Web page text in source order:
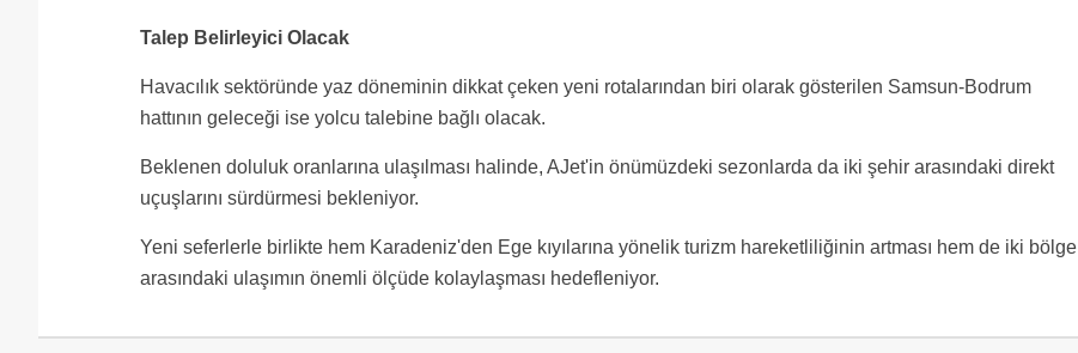
Talep Belirleyici Olacak
Havacılık sektöründe yaz döneminin dikkat çeken yeni rotalarından biri olarak gösterilen Samsun-Bodrum
hattının geleceği ise yolcu talebine bağlı olacak.
Beklenen doluluk oranlarına ulaşılması halinde, AJet'in önümüzdeki sezonlarda da iki şehir arasındaki direkt
uçuşlarını sürdürmesi bekleniyor.
Yeni seferlerle birlikte hem Karadeniz'den Ege kıyılarına yönelik turizm hareketliliğinin artması hem de iki bölge
arasındaki ulaşımın önemli ölçüde kolaylaşması hedefleniyor.